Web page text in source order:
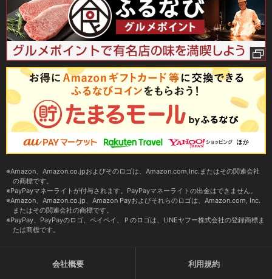
Amazon、Amazon.co.jpおよびそのロゴは、Amazon.com,Inc.またはその関連会社
の商標です。
PayPayマネーライトが付与されます。PayPayマネーライトの出金はできません。
Amazon、Amazon.co.jp、Amazon Payおよびそれらのロゴは、Amazon.com, Inc.
またはその関連会社の商標です。
PayPay、PayPayのロゴ、ペイペイ、Ｐのロゴは、LINEヤフー株式会社の登録商標ま
たは商標です。
会社概要 利用規約